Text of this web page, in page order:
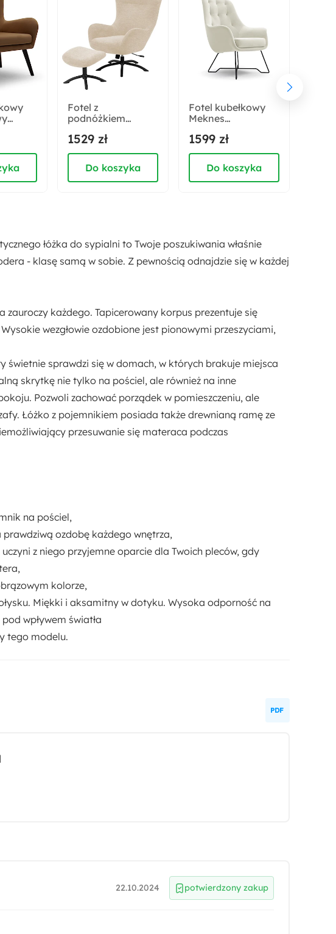
Materac:
Rodzaj:
Dwuosobowy
Fotel z
podnóżkiem
1529 zł
Do koszyka
Fotel kubełkowy
Meknes
velvet
łatwoczyszczący
1599 zł
Do koszyka
łóżka do sypialni to Twoje poszukiwania właśnie
- klasę samą w sobie. Z pewnością odnajdzie się w każdej
zauroczy każdego. Tapicerowany korpus prezentuje się
wezgłowie ozdobione jest pionowymi przeszyciami,
świetnie sprawdzi się w domach, w których brakuje miejsca
skrytkę nie tylko na pościel, ale również na inne
Pozwoli zachować porządek w pomieszczeniu, ale
Łóżko z pojemnikiem posiada także drewnianą ramę ze
przesuwanie się materaca podczas
na pościel,
prawdziwą ozdobę każdego wnętrza,
z niego przyjemne oparcie dla Twoich pleców, gdy
kolorze,
Miękki i aksamitny w dotyku. Wysoka odporność na
pod wpływem światła
tego modelu.
22.10.2024 potwierdzony zakup